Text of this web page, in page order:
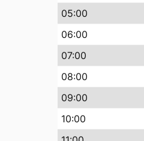
05:00
06:00
07:00
08:00
09:00
10:00